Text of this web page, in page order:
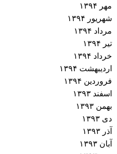
مهر ۱۳۹۴
شهریور ۱۳۹۴
مرداد ۱۳۹۴
تیر ۱۳۹۴
خرداد ۱۳۹۴
اردیبهشت ۱۳۹۴
فروردین ۱۳۹۴
اسفند ۱۳۹۳
بهمن ۱۳۹۳
دی ۱۳۹۳
آذر ۱۳۹۳
آبان ۱۳۹۳